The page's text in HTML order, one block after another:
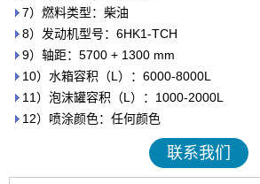
7）燃料类型：柴油
8）发动机型号：6HK1-TCH
9）轴距：5700 + 1300 mm
10）水箱容积（L）：6000-8000L
11）泡沫罐容积（L）：1000-2000L
12）喷涂颜色：任何颜色
联系我们